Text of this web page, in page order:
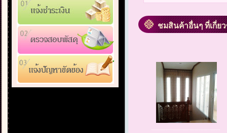
ชมสินค้าอื่นๆ ที่เกี่ย